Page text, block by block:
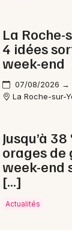
en Vendée
les Pays
La Roche-
4 idées
week-end
07/08/2026 →
La Roche-sur-
Jusqu’à
orages de
week-end
[…]
Actualités